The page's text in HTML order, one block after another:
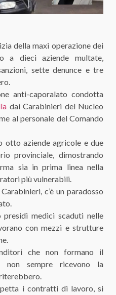
della maxi operazione dei
a dieci aziende multate,
sette denunce e tre
anti-caporalato condotta
dai Carabinieri del Nucleo
al personale del Comando
otto aziende agricole e due
provinciale, dimostrando
sia in prima linea nella
più vulnerabili.
c’è un paradosso
medici scaduti nelle
con mezzi e strutture
che non formano il
non sempre ricevono la
i contratti di lavoro, si